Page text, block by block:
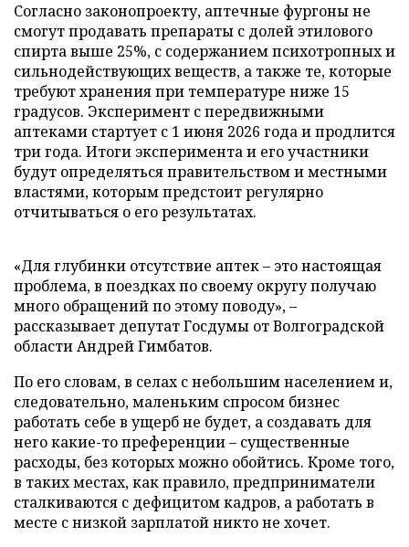
Согласно законопроекту, аптечные фургоны не
смогут продавать препараты с долей этилового
спирта выше 25%, с содержанием психотропных и
сильнодействующих веществ, а также те, которые
требуют хранения при температуре ниже 15
градусов. Эксперимент с передвижными
аптеками стартует с 1 июня 2026 года и продлится
три года. Итоги эксперимента и его участники
будут определяться правительством и местными
властями, которым предстоит регулярно
отчитываться о его результатах.
«Для глубинки отсутствие аптек – это настоящая
проблема, в поездках по своему округу получаю
много обращений по этому поводу», –
рассказывает депутат Госдумы от Волгоградской
области Андрей Гимбатов.
По его словам, в селах с небольшим населением и,
следовательно, маленьким спросом бизнес
работать себе в ущерб не будет, а создавать для
него какие-то преференции – существенные
расходы, без которых можно обойтись. Кроме того,
в таких местах, как правило, предприниматели
сталкиваются с дефицитом кадров, а работать в
месте с низкой зарплатой никто не хочет.